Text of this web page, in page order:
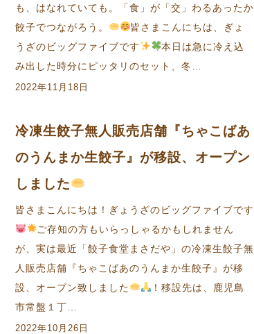
も、はなれていても。「食」が「交」わるあったか
餃子でつながろう。
皆さまこんにちは、ぎょ
うざのビッグファイブです
本日は急に冷え込
み出した時分にピッタリのセット、冬…
2022年11月18日
冷凍生餃子無人販売店舗『ちゃこばあ
のうんまか生餃子』が移設、オープン
しました
皆さまこんにちは！ぎょうざのビッグファイブです
ご存知の方もいらっしゃるかもしれません
が、実は最近「餃子食堂まさだや」の冷凍生餃子無
人販売店舗『ちゃこばあのうんまか生餃子』が移
設、オープン致しました
！移設先は、鹿児島
市常盤１丁…
2022年10月26日